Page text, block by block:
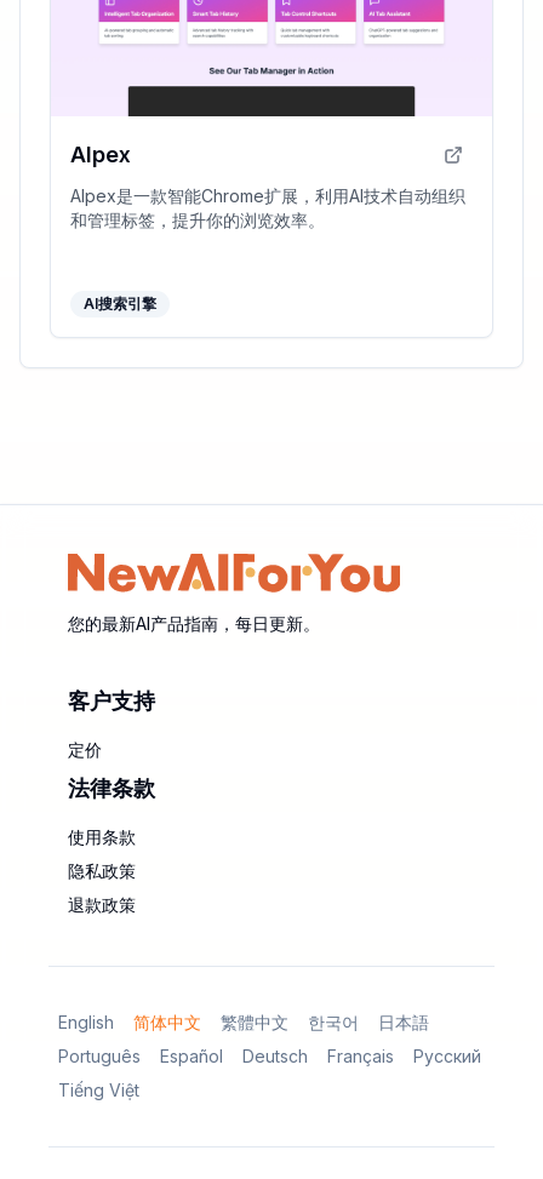
AIpex
AIpex是一款智能Chrome扩展，利用AI技术自动组织
和管理标签，提升你的浏览效率。
AI搜索引擎
您的最新AI产品指南，每日更新。
客户支持
定价
法律条款
使用条款
隐私政策
退款政策
English 简体中文 繁體中文 한국어
日本語
Português
Español Deutsch Français
Русский
Tiếng Việt